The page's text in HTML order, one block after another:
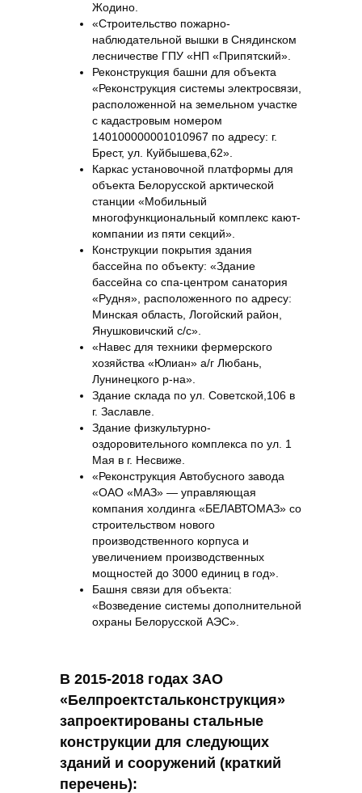
Жодино.
«Строительство пожарно-
наблюдательной вышки в Снядинском
лесничестве ГПУ «НП «Припятский».
Реконструкция башни для объекта
«Реконструкция системы электросвязи,
расположенной на земельном участке
с кадастровым номером
140100000001010967 по адресу: г.
Брест, ул. Куйбышева,62».
Каркас установочной платформы для
объекта Белорусской арктической
станции «Мобильный
многофункциональный комплекс кают-
компании из пяти секций».
Конструкции покрытия здания
бассейна по объекту: «Здание
бассейна со спа-центром санатория
«Рудня», расположенного по адресу:
Минская область, Логойский район,
Янушковичский с/с».
«Навес для техники фермерского
хозяйства «Юлиан» а/г Любань,
Лунинецкого р-на».
Здание склада по ул. Советской,106 в
г. Заславле.
Здание физкультурно-
оздоровительного комплекса по ул. 1
Мая в г. Несвиже.
«Реконструкция Автобусного завода
«ОАО «МАЗ» — управляющая
компания холдинга «БЕЛАВТОМАЗ» со
строительством нового
производственного корпуса и
увеличением производственных
мощностей до 3000 единиц в год».
Башня связи для объекта:
«Возведение системы дополнительной
охраны Белорусской АЭС».
В 2015-2018 годах ЗАО
«Белпроектстальконструкция»
запроектированы стальные
конструкции для следующих
зданий и сооружений (краткий
перечень):